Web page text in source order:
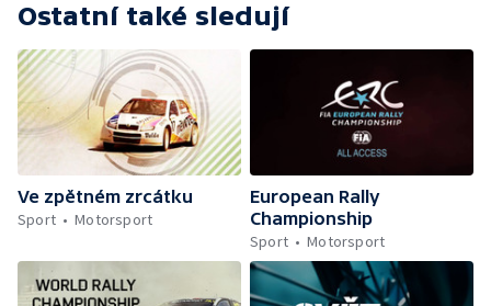
Ostatní také sledují
Ve zpětném zrcátku
Sport
Motorsport
European Rally
Championship
Sport
Motorsport